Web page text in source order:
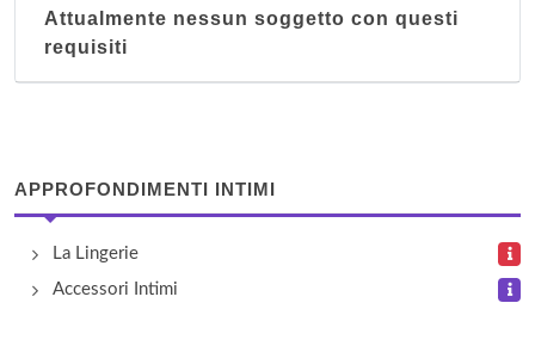
Attualmente nessun soggetto con questi
requisiti
APPROFONDIMENTI INTIMI
La Lingerie
Accessori Intimi